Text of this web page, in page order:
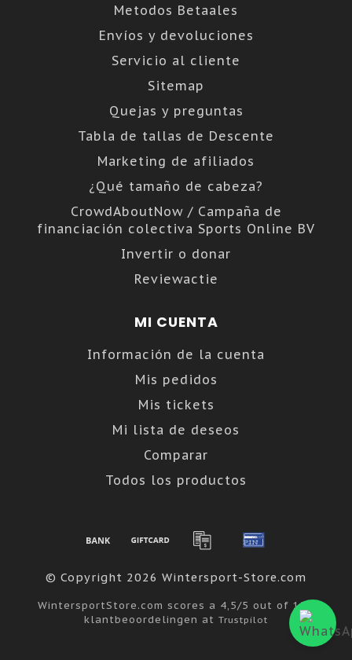
Metodos Betaales
Envíos y devoluciones
Servicio al cliente
Sitemap
Quejas y preguntas
Tabla de tallas de Descente
Marketing de afiliados
¿Qué tamaño de cabeza?
CrowdAboutNow / Campaña de
financiación colectiva Sports Online BV
Invertir o donar
Reviewactie
MI CUENTA
Información de la cuenta
Mis pedidos
Mis tickets
Mi lista de deseos
Comparar
Todos los productos
© Copyright 2026 Wintersport-Store.com
WintersportStore.com scores a 4,5/5 out of 122
klantbeoordelingen at Trustpilot